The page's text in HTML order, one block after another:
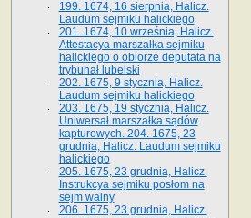
199. 1674, 16 sierpnia, Halicz.
Laudum sejmiku halickiego
201. 1674, 10 września, Halicz.
Attestacya marszałka sejmiku
halickiego o obiorze deputata na
trybunał lubelski
202. 1675, 9 stycznia, Halicz.
Laudum sejmiku halickiego
203. 1675, 19 stycznia, Halicz.
Uniwersał marszałka sądów
kapturowych. 204. 1675, 23
grudnia, Halicz. Laudum sejmiku
halickiego
205. 1675, 23 grudnia, Halicz.
Instrukcya sejmiku posłom na
sejm walny
206. 1675, 23 grudnia, Halicz.